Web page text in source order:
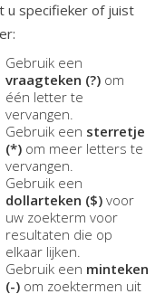
u specifieker of juist
Gebruik een
vraagteken (?) om
één letter te
vervangen.
Gebruik een sterretje
(*) om meer letters te
vervangen.
Gebruik een
dollarteken ($) voor
uw zoekterm voor
resultaten die op
elkaar lijken.
Gebruik een minteken
(-) om zoektermen uit